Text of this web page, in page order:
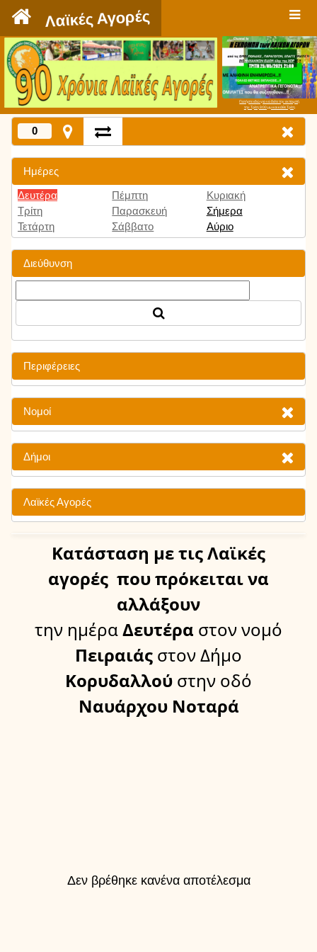
Λαϊκές Αγορές
Πατήστε εδώ για να δείτε την εκπομπή
την Τρίτη 9:00 μμ και κάθε Τρίτη
0
Ημέρες
Δευτέρα
Τρίτη
Τετάρτη
Πέμπτη
Παρασκευή
Σάββατο
Κυριακή
Σήμερα
Αύριο
Διεύθυνση
Περιφέρειες
Νομοί
Δήμοι
Λαϊκές Αγορές
Κατάσταση με τις Λαϊκές
αγορές που πρόκειται να
αλλάξουν
την ημέραΔευτέρα στον νομό
Πειραιάς στον Δήμο
Κορυδαλλού στην οδό
Ναυάρχου Νοταρά
Δεν βρέθηκε κανένα αποτέλεσμα